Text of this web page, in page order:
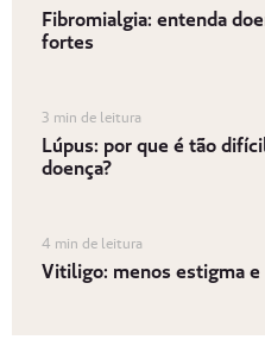
Fibromialgia: entenda
fortes
3 min de leitura
Lúpus: por que é tão
doença?
4 min de leitura
Vitiligo: menos estigma